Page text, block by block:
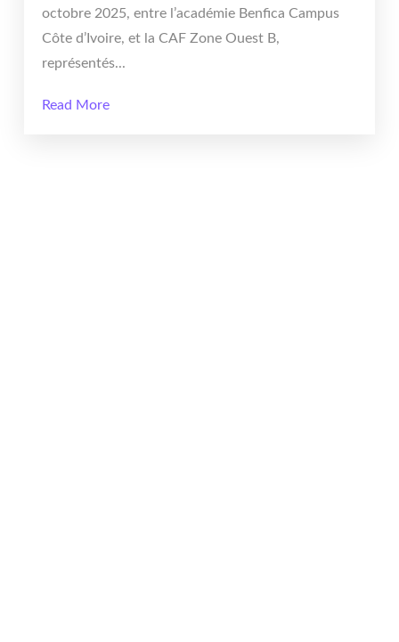
octobre 2025, entre l’académie Benfica Campus
Côte d’Ivoire, et la CAF Zone Ouest B,
représentés...
Read More